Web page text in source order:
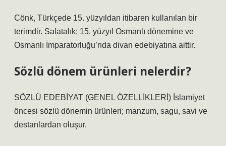
Cönk, Türkçede 15. yüzyıldan itibaren kullanılan bir
terimdir. Salatalık; 15. yüzyıl Osmanlı dönemine ve
Osmanlı İmparatorluğu’nda divan edebiyatına aittir.
Sözlü dönem ürünleri nelerdir?
SÖZLÜ EDEBİYAT (GENEL ÖZELLİKLERİ) İslamiyet
öncesi sözlü dönemin ürünleri; manzum, sagu, savi ve
destanlardan oluşur.